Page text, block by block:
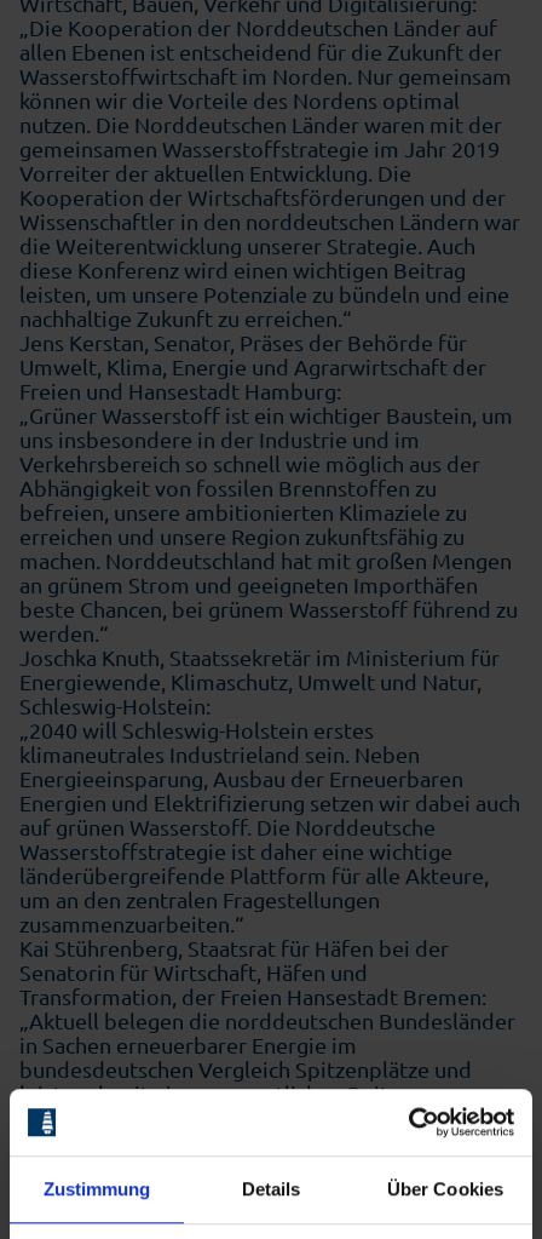
Zustimmung Details Über Cookies
„Die Kooperation der Norddeutschen Länder auf
allen Ebenen ist entscheidend für die Zukunft der
Wasserstoffwirtschaft im Norden. Nur gemeinsam
können wir die Vorteile des Nordens optimal
nutzen. Die Norddeutschen Länder waren mit der
gemeinsamen Wasserstoffstrategie im Jahr 2019
Vorreiter der aktuellen Entwicklung. Die
Kooperation der Wirtschaftsförderungen und der
Wissenschaftler in den norddeutschen Ländern war
die Weiterentwicklung unserer Strategie. Auch
diese Konferenz wird einen wichtigen Beitrag
leisten, um unsere Potenziale zu bündeln und eine
nachhaltige Zukunft zu erreichen.“
Jens Kerstan, Senator, Präses der Behörde für
Umwelt, Klima, Energie und Agrarwirtschaft der
Freien und Hansestadt Hamburg:
„Grüner Wasserstoff ist ein wichtiger Baustein, um
uns insbesondere in der Industrie und im
Verkehrsbereich so schnell wie möglich aus der
Abhängigkeit von fossilen Brennstoffen zu
befreien, unsere ambitionierten Klimaziele zu
erreichen und unsere Region zukunftsfähig zu
machen. Norddeutschland hat mit großen Mengen
an grünem Strom und geeigneten Importhäfen
beste Chancen, bei grünem Wasserstoff führend zu
werden.“
Joschka Knuth, Staatssekretär im Ministerium für
Energiewende, Klimaschutz, Umwelt und Natur,
Schleswig-Holstein:
„2040 will Schleswig-Holstein erstes
klimaneutrales Industrieland sein. Neben
Energieeinsparung, Ausbau der Erneuerbaren
Energien und Elektrifizierung setzen wir dabei auch
auf grünen Wasserstoff. Die Norddeutsche
Wasserstoffstrategie ist daher eine wichtige
länderübergreifende Plattform für alle Akteure,
um an den zentralen Fragestellungen
zusammenzuarbeiten.“
Kai Stührenberg, Staatsrat für Häfen bei der
Senatorin für Wirtschaft, Häfen und
Transformation, der Freien Hansestadt Bremen:
„Aktuell belegen die norddeutschen Bundesländer
in Sachen erneuerbarer Energie im
bundesdeutschen Vergleich Spitzenplätze und
leisten damit einen wesentlichen Beitrag zur
Dekarbonisierung. Mit grünem Wasserstoff als
Energieträger der Zukunft hat der Norden
Chance, die zentrale Rolle in der Energiewende zu